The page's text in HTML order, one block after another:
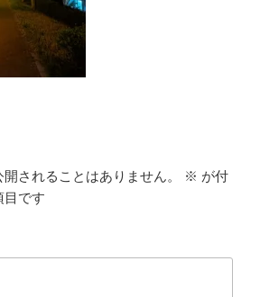
されることはありません。 ※ が付
目です